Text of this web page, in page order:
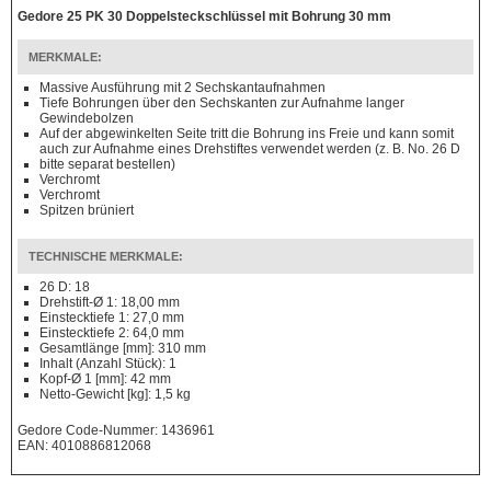
Gedore 25 PK 30 Doppelsteckschlüssel mit Bohrung 30 mm
MERKMALE:
Massive Ausführung mit 2 Sechskantaufnahmen
Tiefe Bohrungen über den Sechskanten zur Aufnahme langer
Gewindebolzen
Auf der abgewinkelten Seite tritt die Bohrung ins Freie und kann somit
auch zur Aufnahme eines Drehstiftes verwendet werden (z. B. No. 26 D
bitte separat bestellen)
Verchromt
Verchromt
Spitzen brüniert
TECHNISCHE MERKMALE:
26 D: 18
Drehstift-Ø 1: 18,00 mm
Einstecktiefe 1: 27,0 mm
Einstecktiefe 2: 64,0 mm
Gesamtlänge [mm]: 310 mm
Inhalt (Anzahl Stück): 1
Kopf-Ø 1 [mm]: 42 mm
Netto-Gewicht [kg]: 1,5 kg
Gedore Code-Nummer: 1436961
EAN: 4010886812068